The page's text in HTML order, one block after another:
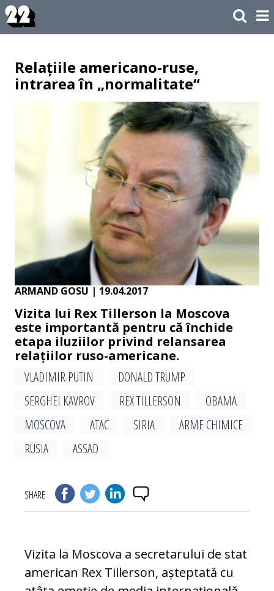
Relațiile americano-ruse,
intrarea în „normalitate“
ARMAND GOSU | 19.04.2017
Vizita lui Rex Tillerson la Moscova
este importantă pentru că închide
etapa iluziilor privind relansarea
relațiilor ruso-americane.
VLADIMIR PUTIN
DONALD TRUMP
SERGHEI KAVROV
REX TILLERSON
OBAMA
MOSCOVA
ATAC SIRIA
ARME CHIMICE
RUSIA
ASSAD
SHARE
Vizita la Moscova a secretarului de stat
american Rex Tillerson, așteptată cu